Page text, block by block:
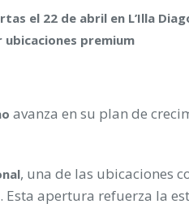
el 22 de abril en L’Illa
ubicaciones premium
avanza en su plan de
, una de las ubicaciones
apertura refuerza la